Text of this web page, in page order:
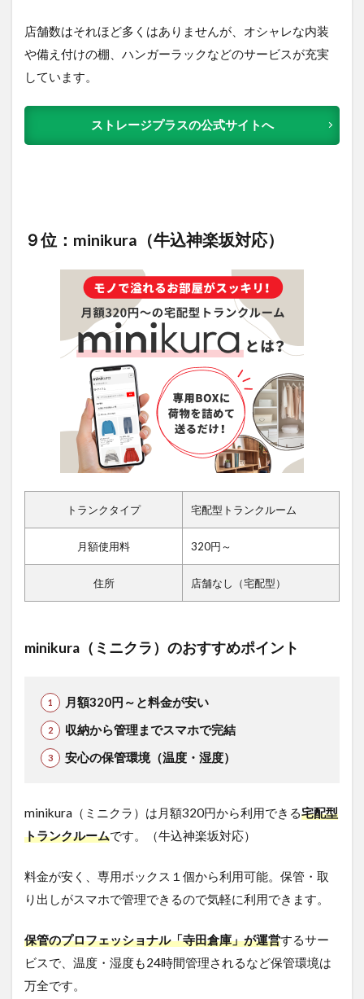
店舗数はそれほど多くはありませんが、オシャレな内装
や備え付けの棚、ハンガーラックなどのサービスが充実
しています。
ストレージプラスの公式サイトへ
９位：minikura（牛込神楽坂対応）
トランクタイプ 宅配型トランクルーム
月額使用料 320円～
住所 店舗なし（宅配型）
minikura（ミニクラ）のおすすめポイント
月額320円～と料金が安い
収納から管理までスマホで完結
安心の保管環境（温度・湿度）
minikura（ミニクラ）は月額320円から利用できる宅配型
トランクルームです。（牛込神楽坂対応）
料金が安く、専用ボックス１個から利用可能。保管・取
り出しがスマホで管理できるので気軽に利用できます。
保管のプロフェッショナル「寺田倉庫」が運営するサー
ビスで、温度・湿度も24時間管理されるなど保管環境は
万全です。